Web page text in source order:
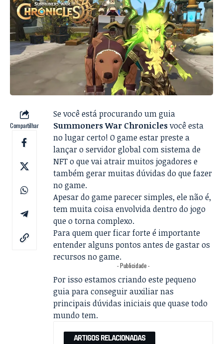
Compartilhar
Se você está procurando um guia
Summoners War Chroniclesvocê esta
no lugar certo! O game estar preste a
lançar o servidor global com sistema de
NFT o que vai atrair muitos jogadores e
também gerar muitas dúvidas do que fazer
no game.
Apesar do game parecer simples, ele não é,
tem muita coisa envolvida dentro do jogo
que o torna complexo.
Para quem quer ficar forte é importante
entender alguns pontos antes de gastar os
recursos no game.
- Publicidade -
Por isso estamos criando este pequeno
guia para conseguir auxiliar nas
principais dúvidas iniciais que quase todo
mundo tem.
ARTIGOS RELACIONADAS